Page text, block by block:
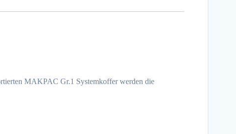
MAKPAC Gr.1 Systemkoffer werden die